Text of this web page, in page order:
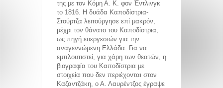
της με τον Κόμη Α. Κ. φον Έντλινγκ
το 1816. Η δυάδα Καποδίστρια-
Στούρτζα λειτούργησε επί μακρόν,
μέχρι τον θάνατο του Καποδίστρια,
ως πηγή ευεργεσιών για την
αναγεννώμενη Ελλάδα. Για να
εμπλουτιστεί, για χάρη των θεατών, η
βιογραφία του Καποδίστρια με
στοιχεία που δεν περιέχονται στον
Καζαντζάκη, ο Α. Λαυρέντζος έγραψε